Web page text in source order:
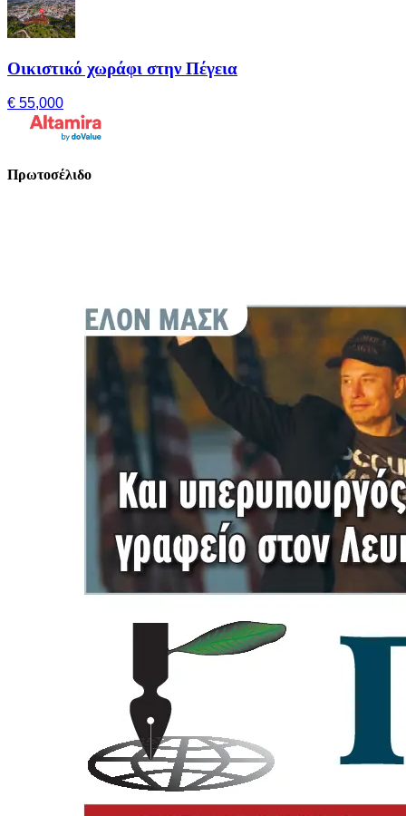
Οικιστικό χωράφι στην Πέγεια
€ 55,000
Πρωτοσέλιδο